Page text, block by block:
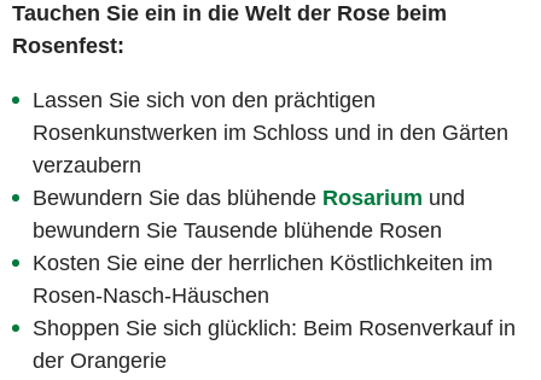
Tauchen Sie ein in die Welt der Rose beim
Rosenfest:
Lassen Sie sich von den prächtigen
Rosenkunstwerken im Schloss und in den Gärten
verzaubern
Bewundern Sie das blühende Rosarium und
bewundern Sie Tausende blühende Rosen
Kosten Sie eine der herrlichen Köstlichkeiten im
Rosen-Nasch-Häuschen
Shoppen Sie sich glücklich: Beim Rosenverkauf in
der Orangerie